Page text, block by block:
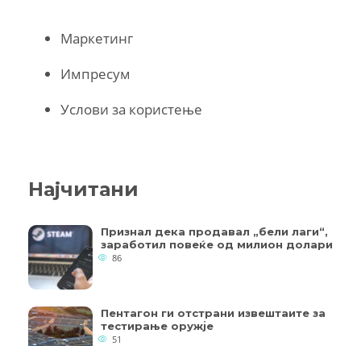
Маркетинг
Импресум
Услови за користење
Најчитани
Признал дека продавал „бели лаги“,
заработил повеќе од милион долари
86
Пентагон ги отстрани извештаите за
тестирање оружје
51